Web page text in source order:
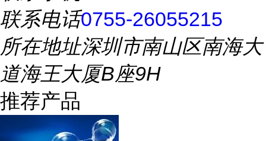
联系电话0755-26055215
所在地址深圳市南山区南海大
道海王大厦B座9H
推荐产品